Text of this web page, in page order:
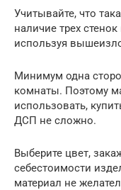
Учитывайте, что
наличие трех
используя
Минимум одна
комнаты. Поэтому
использовать,
ДСП не сложно.
Выберите цвет,
себестоимости
материал не